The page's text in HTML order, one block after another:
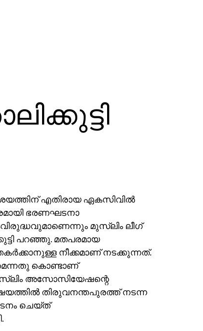
എതിരായ ഏകസിവില്‍
ഭരണഘടനാ
മുസ്‌ലിം ലീഗ്
പറഞ്ഞു. മതപരമായ
നീക്കമാണ് നടക്കുന്നത്.
കൊണ്ടാണ്
അസോസിയേഷന്റെ
തിരുവനന്തപുരത്ത് നടന്ന
ചെയ്ത്